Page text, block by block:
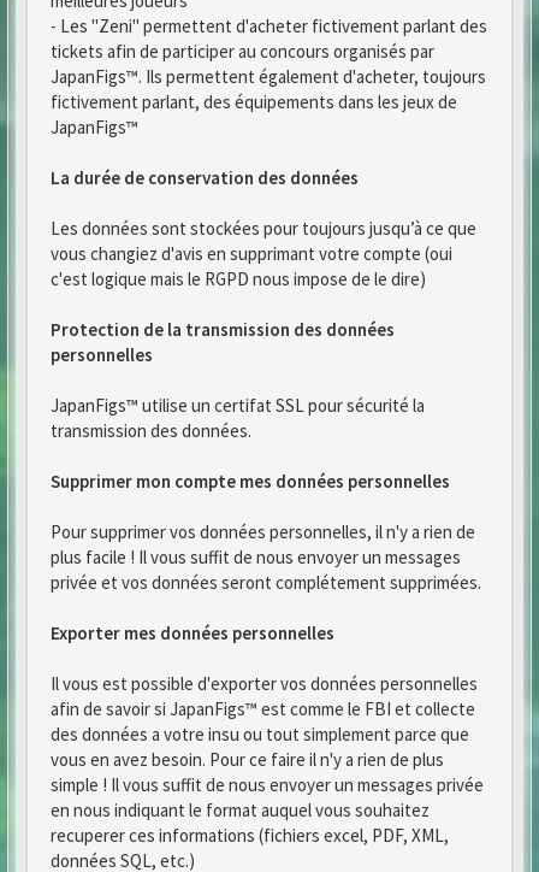
- Les "Zeni" permettent d'acheter fictivement parlant des
tickets afin de participer au concours organisés par
JapanFigs™. Ils permettent également d'acheter, toujours
fictivement parlant, des équipements dans les jeux de
JapanFigs™
La durée de conservation des données
Les données sont stockées pour toujours jusqu’à ce que
vous changiez d'avis en supprimant votre compte (oui
c'est logique mais le RGPD nous impose de le dire)
Protection de la transmission des données
personnelles
JapanFigs™ utilise un certifat SSL pour sécurité la
transmission des données.
Supprimer mon compte mes données personnelles
Pour supprimer vos données personnelles, il n'y a rien de
plus facile ! Il vous suffit de nous envoyer un messages
privée et vos données seront complétement supprimées.
Exporter mes données personnelles
Il vous est possible d'exporter vos données personnelles
afin de savoir si JapanFigs™ est comme le FBI et collecte
des données a votre insu ou tout simplement parce que
vous en avez besoin. Pour ce faire il n'y a rien de plus
simple ! Il vous suffit de nous envoyer un messages privée
en nous indiquant le format auquel vous souhaitez
recuperer ces informations (fichiers excel, PDF, XML,
données SQL, etc.)